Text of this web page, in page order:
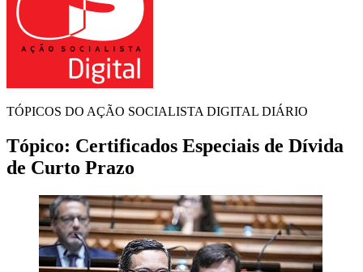
TÓPICOS DO AÇÃO SOCIALISTA DIGITAL DIÁRIO
Tópico: Certificados Especiais de Dívida
de Curto Prazo